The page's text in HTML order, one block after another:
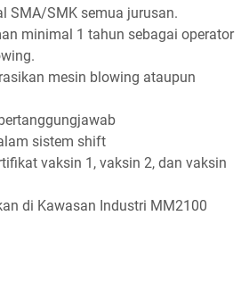
SMA/SMK semua jurusan.
minimal 1 tahun sebagai operator
mesin blowing ataupun
sistem shift
vaksin 1, vaksin 2, dan vaksin
di Kawasan Industri MM2100